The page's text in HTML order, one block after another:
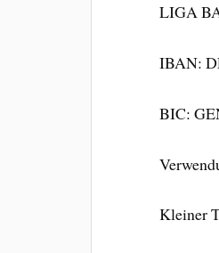
LIGA
IBAN:
BIC:
Kleiner